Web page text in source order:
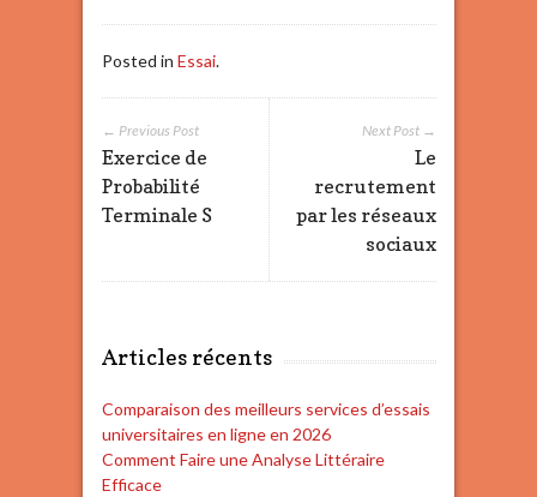
Posted in Essai.
Next Post →
Le
recrutement
par les réseaux
sociaux
← Previous Post
Exercice de
Probabilité
Terminale S
Articles récents
Comparaison des meilleurs services d’essais
universitaires en ligne en 2026
Comment Faire une Analyse Littéraire
Efficace